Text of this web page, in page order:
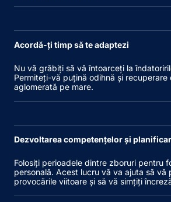
Acordă-ți timp să te adaptezi
Nu vă grăbiți să vă întoarceți la
Permiteți-vă puțină odihnă și recuperare
aglomerată pe mare.
Dezvoltarea competențelor și
Folosiți perioadele dintre zboruri pentru
personală. Acest lucru vă va ajuta să vă
provocările viitoare și să vă simțiți